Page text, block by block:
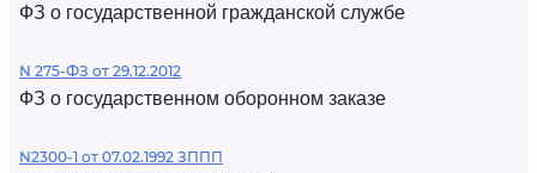
ФЗ о государственной гражданской службе
N 275-ФЗ от 29.12.2012
ФЗ о государственном оборонном заказе
N2300-1 от 07.02.1992 ЗППП